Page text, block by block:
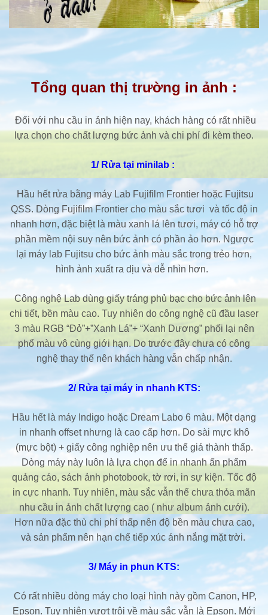
Tổng quan thị trường in ảnh :
Đối với nhu cầu in ảnh hiện nay, khách hàng có rất nhiều
lựa chọn cho chất lượng bức ảnh và chi phí đi kèm theo.
1/ Rửa tại minilab :
Hầu hết rửa bằng máy Lab Fujifilm Frontier hoặc Fujitsu
QSS. Dòng Fujifilm Frontier cho màu sắc tươi và tốc độ in
nhanh hơn, đặc biệt là màu xanh lá lên tươi, máy có hỗ trợ
phần mềm nội suy nên bức ảnh có phần ảo hơn. Ngược
lại máy lab Fujitsu cho bức ảnh màu sắc trong trẻo hơn,
hình ảnh xuất ra dịu và dễ nhìn hơn.
Công nghệ Lab dùng giấy tráng phủ bạc cho bức ảnh lên
chi tiết, bền màu cao. Tuy nhiên do công nghệ cũ đầu laser
3 màu RGB “Đỏ”+”Xanh Lá”+ “Xanh Dương” phối lại nên
phổ màu vô cùng giới hạn. Do trước đây chưa có công
nghệ thay thế nên khách hàng vẫn chấp nhận.
2/ Rửa tại máy in nhanh KTS:
Hầu hết là máy Indigo hoặc Dream Labo 6 màu. Một dạng
in nhanh offset nhưng là cao cấp hơn. Do sài mực khô
(mực bột) + giấy công nghiệp nên ưu thế giá thành thấp.
Dòng máy này luôn là lựa chọn để in nhanh ấn phẩm
quảng cáo, sách ảnh photobook, tờ rơi, in sự kiện. Tốc độ
in cực nhanh. Tuy nhiên, màu sắc vẫn thể chưa thỏa mãn
nhu cầu in ảnh chất lượng cao ( như album ảnh cưới).
Hơn nữa đặc thù chi phí thấp nên độ bền màu chưa cao,
và sản phẩm nên hạn chế tiếp xúc ánh nắng mặt trời.
3/ Máy in phun KTS:
Có rất nhiều dòng máy cho loại hình này gồm Canon, HP,
Epson. Tuy nhiên vượt trội về màu sắc vẫn là Epson. Mới